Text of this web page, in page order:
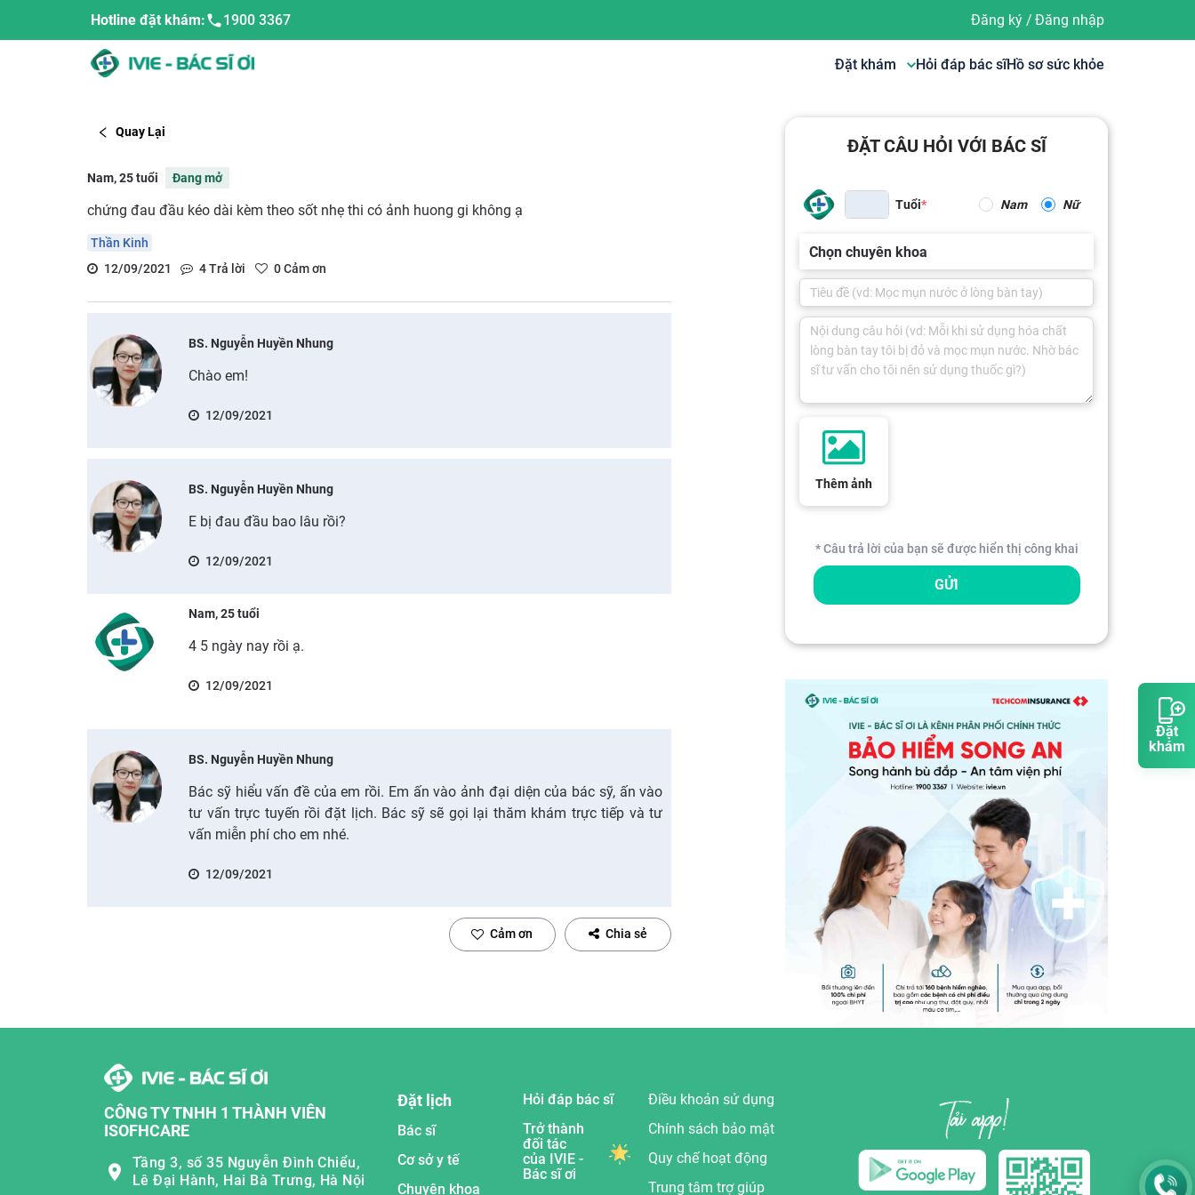
Đặt
khám
Hotline đặt khám: 1900 3367 Đăng ký/ Đăng nhập
Đặt khám Hỏi đáp bác sĩHồ sơ sức khỏe
Quay Lại
Nam, 25 tuổi Đang mở
chứng đau đầu kéo dài kèm theo sốt nhẹ thi có ảnh huong gi không ạ
Thần Kinh
12/09/2021
4Trả lời 0Cảm ơn
BS. Nguyễn Huyền Nhung
Chào em!
12/09/2021
BS. Nguyễn Huyền Nhung
E bị đau đầu bao lâu rồi?
12/09/2021
Nam, 25 tuổi
4 5 ngày nay rồi ạ.
12/09/2021
BS. Nguyễn Huyền Nhung
Bác sỹ hiểu vấn đề của em rồi. Em ấn vào ảnh đại diện của bác sỹ, ấn vào
tư vấn trực tuyến rồi đặt lịch. Bác sỹ sẽ gọi lại thăm khám trực tiếp và tư
vấn miễn phí cho em nhé.
12/09/2021
Cảm ơn Chia sẻ
ĐẶT CÂU HỎI VỚI BÁC SĨ
Tuổi Nam Nữ
Chọn chuyên khoa
Thêm ảnh
* Câu trả lời của bạn sẽ được hiển thị công khai
GỬI
CÔNG TY TNHH 1 THÀNH VIÊN
ISOFHCARE
Tầng 3, số 35 Nguyễn Đình Chiểu,
Lê Đại Hành, Hai Bà Trưng, Hà Nội
Đặt lịch
Bác sĩ
Cơ sở y tế
Chuyên khoa
Hỏi đáp bác sĩ
Trở thành
đối tác
của IVIE -
Bác sĩ ơi
Điều khoản sử dụng
Chính sách bảo mật
Quy chế hoạt động
Trung tâm trợ giúp